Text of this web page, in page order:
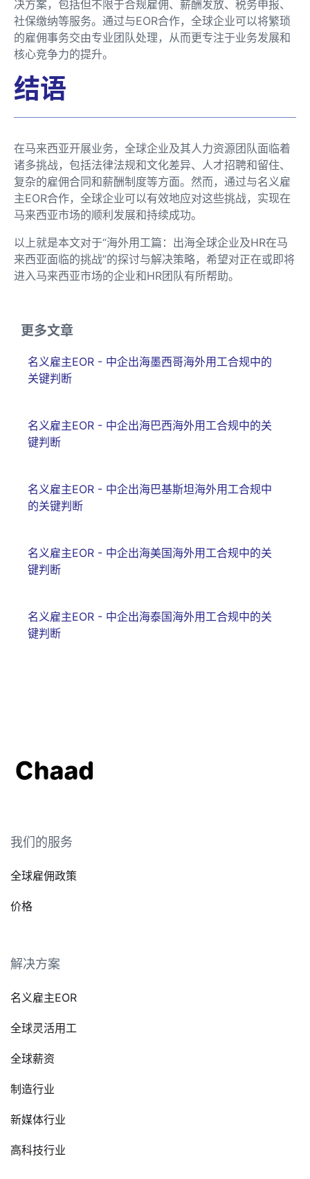
决方案，包括但不限于合规雇佣、薪酬发放、税务申报、
社保缴纳等服务。通过与EOR合作，全球企业可以将繁琐
的雇佣事务交由专业团队处理，从而更专注于业务发展和
核心竞争力的提升。
结语
在马来西亚开展业务，全球企业及其人力资源团队面临着
诸多挑战，包括法律法规和文化差异、人才招聘和留住、
复杂的雇佣合同和薪酬制度等方面。然而，通过与名义雇
主EOR合作，全球企业可以有效地应对这些挑战，实现在
马来西亚市场的顺利发展和持续成功。
以上就是本文对于“海外用工篇：出海全球企业及HR在马
来西亚面临的挑战”的探讨与解决策略，希望对正在或即将
进入马来西亚市场的企业和HR团队有所帮助。
更多文章
名义雇主EOR - 中企出海墨西哥海外用工合规中的
关键判断
名义雇主EOR - 中企出海巴西海外用工合规中的关
键判断
名义雇主EOR - 中企出海巴基斯坦海外用工合规中
的关键判断
名义雇主EOR - 中企出海美国海外用工合规中的关
键判断
名义雇主EOR - 中企出海泰国海外用工合规中的关
键判断
我们的服务
全球雇佣政策
价格
解决方案
名义雇主EOR
全球灵活用工
全球薪资
制造行业
新媒体行业
高科技行业